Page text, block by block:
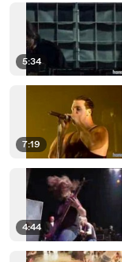
5:34
7:19
4:44